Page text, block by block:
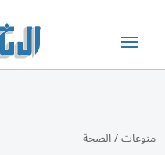
منوعات/الصحة